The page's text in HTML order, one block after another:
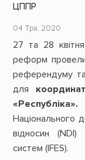
ЦППР
04 Тра, 2020
27 та 28
реформ провели
референдуму
для
Національного
відносин
систем (IFES).